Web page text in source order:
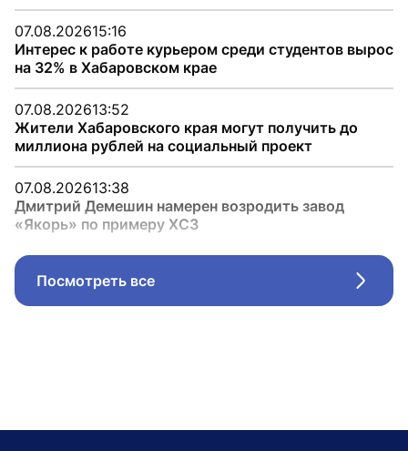
07.08.202615:16
Интерес к работе курьером среди студентов вырос
на 32% в Хабаровском крае
07.08.202613:52
Жители Хабаровского края могут получить до
миллиона рублей на социальный проект
07.08.202613:38
Дмитрий Демешин намерен возродить завод
«Якорь» по примеру ХСЗ
Посмотреть все